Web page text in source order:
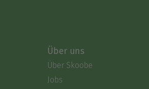
Über uns
Über Skoobe
Jobs